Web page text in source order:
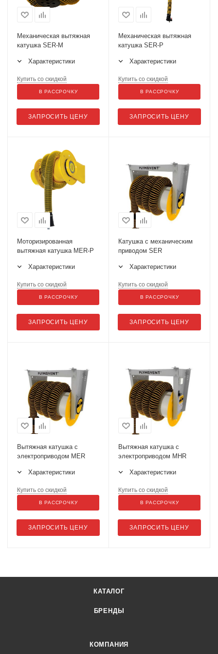
Механическая вытяжная
катушка SER-M
Характеристики
ЗАПРОСИТЬ ЦЕНУ
Купить со скидкой
В РАССРОЧКУ
Механическая вытяжная
катушка SER-P
Характеристики
ЗАПРОСИТЬ ЦЕНУ
Купить со скидкой
В РАССРОЧКУ
Моторизированная
вытяжная катушка MER-P
Характеристики
ЗАПРОСИТЬ ЦЕНУ
Купить со скидкой
В РАССРОЧКУ
Катушка с механическим
приводом SER
Характеристики
ЗАПРОСИТЬ ЦЕНУ
Купить со скидкой
В РАССРОЧКУ
Вытяжная катушка с
электроприводом MER
Характеристики
ЗАПРОСИТЬ ЦЕНУ
Купить со скидкой
В РАССРОЧКУ
Вытяжная катушка с
электроприводом MHR
Характеристики
ЗАПРОСИТЬ ЦЕНУ
Купить со скидкой
В РАССРОЧКУ
КАТАЛОГ
БРЕНДЫ
КОМПАНИЯ